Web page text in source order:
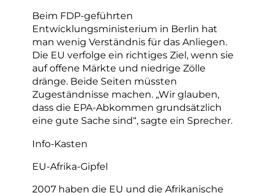
Beim FDP-geführten
Entwicklungsministerium in Berlin hat
man wenig Verständnis für das Anliegen.
Die EU verfolge ein richtiges Ziel, wenn sie
auf offene Märkte und niedrige Zölle
dränge. Beide Seiten müssten
Zugeständnisse machen. „Wir glauben,
dass die EPA-Abkommen grundsätzlich
eine gute Sache sind“, sagte ein Sprecher.
Info-Kasten
EU-Afrika-Gipfel
2007 haben die EU und die Afrikanische